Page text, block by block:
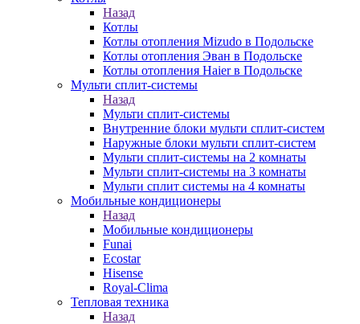
Назад
Котлы
Котлы отопления Mizudo в Подольске
Котлы отопления Эван в Подольске
Котлы отопления Haier в Подольске
Мульти сплит-системы
Назад
Мульти сплит-системы
Внутренние блоки мульти сплит-систем
Наружные блоки мульти сплит-систем
Мульти сплит-системы на 2 комнаты
Мульти сплит-системы на 3 комнаты
Мульти сплит системы на 4 комнаты
Мобильные кондиционеры
Назад
Мобильные кондиционеры
Funai
Ecostar
Hisense
Royal-Clima
Тепловая техника
Назад